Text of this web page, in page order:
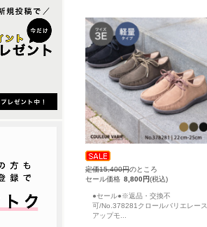
定価15,400円のところ
セール価格 8,800円(税込)
●セール●※返品・交換不
可/No.378281クロールバリエレース
アップモ